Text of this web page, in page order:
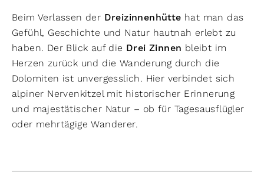
Beim Verlassen der Dreizinnenhütte hat man das
Gefühl, Geschichte und Natur hautnah erlebt zu
haben. Der Blick auf die Drei Zinnen bleibt im
Herzen zurück und die Wanderung durch die
Dolomiten ist unvergesslich. Hier verbindet sich
alpiner Nervenkitzel mit historischer Erinnerung
und majestätischer Natur – ob für Tagesausflügler
oder mehrtägige Wanderer.